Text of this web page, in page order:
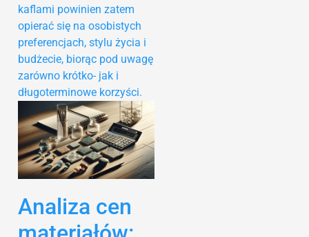
kaflami powinien zatem
opierać się na osobistych
preferencjach, stylu życia i
budżecie, biorąc pod uwagę
zarówno krótko- jak i
długoterminowe korzyści.
Analiza cen